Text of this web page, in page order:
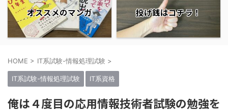
オススメのマンガ 投げ銭はコチラ！
HOME > IT系試験-情報処理試験 >
IT系試験-情報処理試験 IT系資格
俺は４度目の応用情報技術者試験の勉強を